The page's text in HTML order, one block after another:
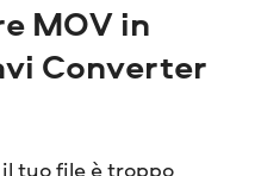
MOV in
Converter
tuo file è troppo